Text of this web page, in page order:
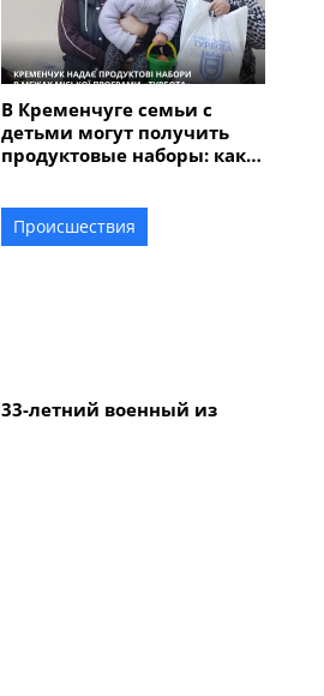
В Кременчуге семьи с
детьми могут получить
продуктовые наборы: как
Происшествия
33-летний военный из